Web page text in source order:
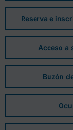
Reserva e
Acceso a
Buzón